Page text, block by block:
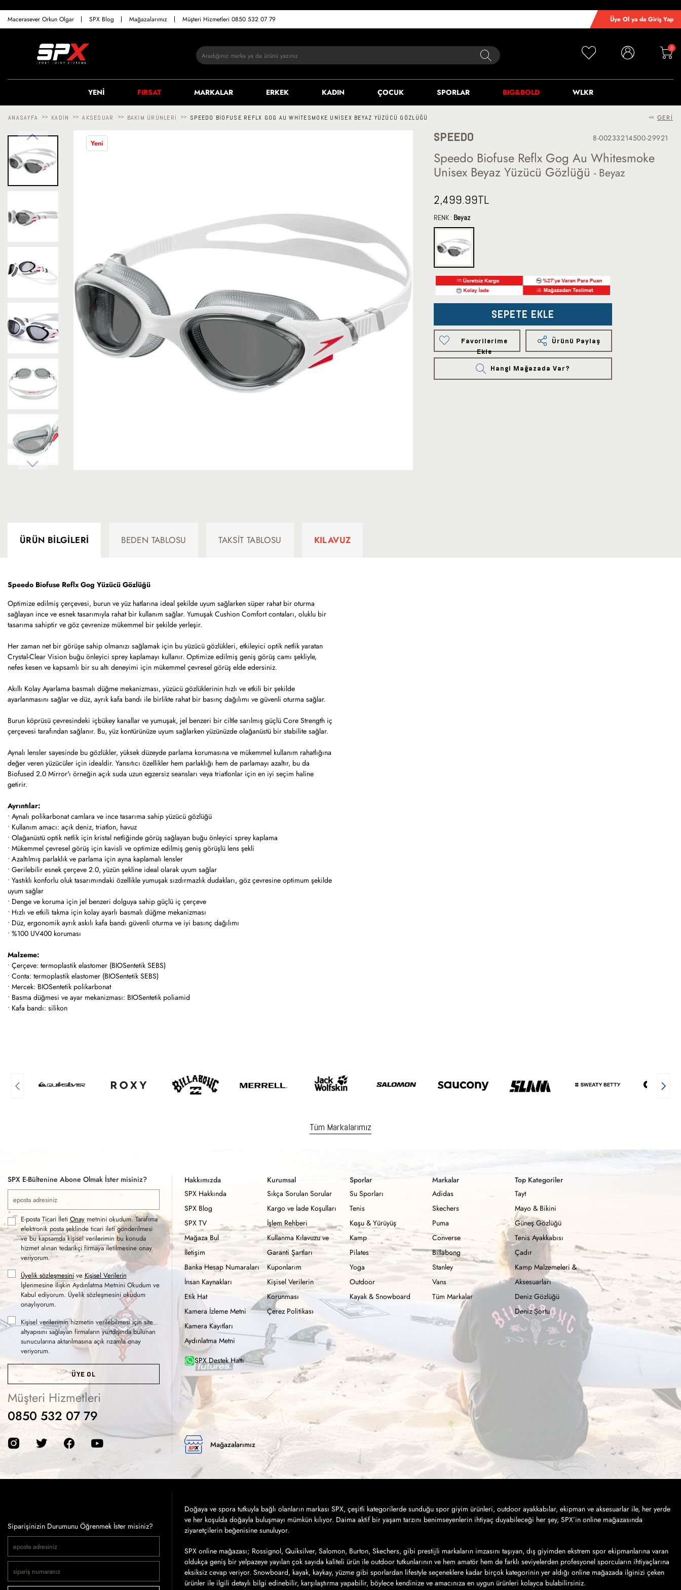
Macerasever Orkun Olgar SPX Blog Mağazalarımız Müşteri Hizmetleri 0850 532 07 79 Üye Ol ya da Giriş Yap
0
YENİ FIRSAT MARKALAR ERKEK KADIN ÇOCUK SPORLAR BIG&BOLD WLKR
ANASAYFA >> KADIN >> AKSESUAR >> BAKIM ÜRÜNLERI >> SPEEDO BIOFUSE REFLX GOG AU WHITESMOKE UNISEX BEYAZ YÜZÜCÜ GÖZLÜĞÜ << GERI
Yeni SPEEDO 8-00233214500-29921
Speedo Biofuse Reflx Gog Au Whitesmoke
Unisex Beyaz Yüzücü Gözlüğü - Beyaz
2,499.99TL
RENK : Beyaz
SEPETE EKLE
Favorilerime
Ekle
Ürünü Paylaş
Hangi Mağazada Var?
ÜRÜN BILGILERI BEDEN TABLOSU TAKSIT TABLOSU KILAVUZ
Speedo Biofuse Reflx Gog Yüzücü Gözlüğü
Optimize edilmiş çerçevesi, burun ve yüz hatlarına ideal şekilde uyum sağlarken süper rahat bir oturma
sağlayan ince ve esnek tasarımıyla rahat bir kullanım sağlar. Yumuşak Cushion Comfort contaları, oluklu bir
tasarıma sahiptir ve göz çevrenize mükemmel bir şekilde yerleşir.
Her zaman net bir görüşe sahip olmanızı sağlamak için bu yüzücü gözlükleri, etkileyici optik netlik yaratan
Crystal-Clear Vision buğu önleyici sprey kaplamayı kullanır. Optimize edilmiş geniş görüş camı şekliyle,
nefes kesen ve kapsamlı bir su altı deneyimi için mükemmel çevresel görüş elde edersiniz.
Akıllı Kolay Ayarlama basmalı düğme mekanizması, yüzücü gözlüklerinin hızlı ve etkili bir şekilde
ayarlanmasını sağlar ve düz, ayrık kafa bandı ile birlikte rahat bir basınç dağılımı ve güvenli oturma sağlar.
Burun köprüsü çevresindeki içbükey kanallar ve yumuşak, jel benzeri bir ciltle sarılmış güçlü Core Strength iç
çerçevesi tarafından sağlanır. Bu, yüz kontürünüze uyum sağlarken yüzünüzde olağanüstü bir stabilite sağlar.
Aynalı lensler sayesinde bu gözlükler, yüksek düzeyde parlama korumasına ve mükemmel kullanım rahatlığına
değer veren yüzücüler için idealdir. Yansıtıcı özellikler hem parlaklığı hem de parlamayı azaltır, bu da
Biofused 2.0 Mirror'ı örneğin açık suda uzun egzersiz seansları veya triatlonlar için en iyi seçim haline
getirir.
Ayrıntılar:
• Aynalı polikarbonat camlara ve ince tasarıma sahip yüzücü gözlüğü
• Kullanım amacı: açık deniz, triatlon, havuz
• Olağanüstü optik netlik için kristal netliğinde görüş sağlayan buğu önleyici sprey kaplama
• Mükemmel çevresel görüş için kavisli ve optimize edilmiş geniş görüşlü lens şekli
• Azaltılmış parlaklık ve parlama için ayna kaplamalı lensler
• Gerilebilir esnek çerçeve 2.0, yüzün şekline ideal olarak uyum sağlar
• Yastıklı konforlu oluk tasarımındaki özellikle yumuşak sızdırmazlık dudakları, göz çevresine optimum şekilde
uyum sağlar
• Denge ve koruma için jel benzeri dolguya sahip güçlü iç çerçeve
• Hızlı ve etkili takma için kolay ayarlı basmalı düğme mekanizması
• Düz, ergonomik ayrık askılı kafa bandı güvenli oturma ve iyi basınç dağılımı
• %100 UV400 koruması
Malzeme:
• Çerçeve: termoplastik elastomer (BIOSentetik SEBS)
• Conta: termoplastik elastomer (BIOSentetik SEBS)
• Mercek: BIOSentetik polikarbonat
• Basma düğmesi ve ayar mekanizması: BIOSentetik poliamid
• Kafa bandı: silikon
Tüm Markalarımız
SPX E-Bültenine Abone Olmak İster misiniz?
E-posta Ticari İleti Onaymetnini okudum. Tarafıma
elektronik posta şeklinde ticari ileti gönderilmesi
ve bu kapsamda kişisel verilerimin bu konuda
hizmet alınan tedarikçi firmaya iletilmesine onay
veriyorum.
Üyelik sözleşmesinive Kişisel Verilerin
İşlenmesine İlişkin Aydınlatma Metnini Okudum ve
Kabul ediyorum. Üyelik sözleşmesini okudum
onaylıyorum.
Kişisel verilerimin hizmetin verilebilmesi için site
altyapısını sağlayan firmaların yurtdışında bulunan
sunucularına aktarılmasına açık rızamla onay
veriyorum.
ÜYE OL
Müşteri Hizmetleri
0850 532 07 79
Hakkımızda
SPX Hakkında
SPX Blog
SPX TV
Mağaza Bul
İletişim
Banka Hesap Numaraları
İnsan Kaynakları
Etik Hat
Kamera İzleme Metni
Kamera Kayıtları
Aydınlatma Metni
Kurumsal
Sıkça Sorulan Sorular
Kargo ve İade Koşulları
İşlem Rehberi
Kullanma Kılavuzu ve
Garanti Şartları
Kuponlarım
Kişisel Verilerin
Korunması
Çerez Politikası
Sporlar
Su Sporları
Tenis
Koşu & Yürüyüş
Kamp
Pilates
Yoga
Outdoor
Kayak & Snowboard
Markalar
Adidas
Skechers
Puma
Converse
Billabong
Stanley
Vans
Tüm Markalar
Top Kategoriler
Tayt
Mayo & Bikini
Güneş Gözlüğü
Tenis Ayakkabısı
Çadır
Kamp Malzemeleri &
Aksesuarları
Deniz Gözlüğü
Deniz Şortu
SPX Destek Hattı
Mağazalarımız
Siparişinizin Durumunu Öğrenmek İster misiniz?
Doğaya ve spora tutkuyla bağlı olanların markası SPX, çeşitli kategorilerde sunduğu spor giyim ürünleri, outdoor ayakkabılar, ekipman ve aksesuarlar ile, her yerde
ve her koşulda doğayla buluşmayı mümkün kılıyor. Daima aktif bir yaşam tarzını benimseyenlerin ihtiyaç duyabileceği her şey, SPX’in online mağazasında
ziyaretçilerin beğenisine sunuluyor.
SPX online mağazası; Rossignol, Quiksilver, Salomon, Burton, Skechers, gibi prestijli markaların imzasını taşıyan, dış giyimden ekstrem spor ekipmanlarına varan
oldukça geniş bir yelpazeye yayılan çok sayıda kaliteli ürün ile outdoor tutkunlarının ve hem amatör hem de farklı seviyelerden profesyonel sporcuların ihtiyaçlarına
eksiksiz cevap veriyor. Snowboard, kayak, kaykay, yüzme gibi sporlardan lifestyle seçeneklere kadar birçok kategorinin yer aldığı online mağazada ilginizi çeken
ürünler ile ilgili detaylı bilgi edinebilir, karşılaştırma yapabilir, böylece kendinize ve amacınıza en uygun ürünleri kolayca bulabilirsiniz.